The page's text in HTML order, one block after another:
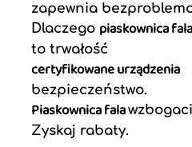
zapewnia
Dlaczego piaskownica fala
to trwałość
certyfikowane urządzenia
bezpieczeństwo.
Piaskownica fala
Zyskaj rabaty.